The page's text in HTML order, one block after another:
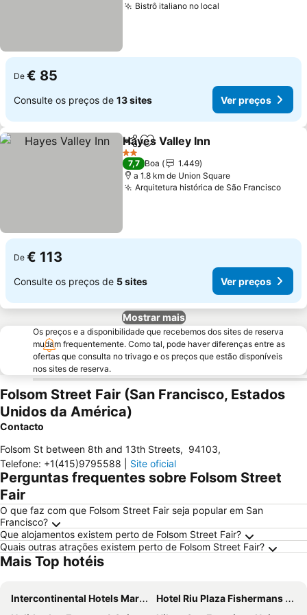
Bistrô italiano no local
De € 85
Consulte os preços de 13 sites Ver preços
PartilharAdicionar aos favoritos
Hayes Valley Inn
2 Estrelas
7,7 Boa
1.449
a 1.8 km de Union Square
Arquitetura histórica de São FranciscoVer
De € 113
Consulte os preços de 5 sites Ver preços
Mostrar mais
Os preços e a disponibilidade que recebemos dos sites de reserva
mudam frequentemente. Como tal, pode haver diferenças entre as
ofertas que consulta no trivago e os preços que estão disponíveis
nos sites de reserva.
Folsom Street Fair (San Francisco, Estados
Unidos da América)
Contacto
Folsom St between 8th and 13th Streets, 94103,
Telefone: +1(415)9795588 Site oficial
Perguntas frequentes sobre Folsom Street
Fair
O que faz com que Folsom Street Fair seja popular em San
Francisco?
Que alojamentos existem perto de Folsom Street Fair?
Quais outras atrações existem perto de Folsom Street Fair?
Mais Top hotéis
Intercontinental Hotels Mark Hopkins San Francisco By Ihg
Hotel Riu Plaza Fishermans Wharf